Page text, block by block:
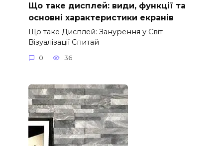
Що таке дисплей: види, функції та
основні характеристики екранів
Що таке Дисплей: Занурення у Світ
Візуалізації Спитай
0 36